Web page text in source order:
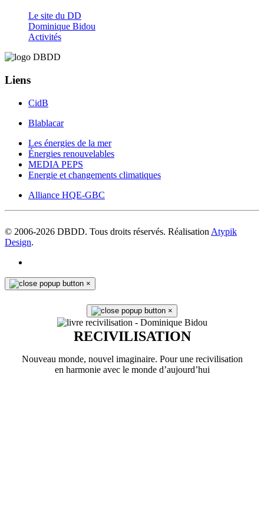
Le site du DD
Dominique Bidou
Activités
Liens
CidB
Blablacar
Les énergies de la mer
Énergies renouvelables
MEDIA PEPS
Energie et changements climatiques
Alliance HQE-GBC
© 2006-2026 DBDD. Tous droits réservés. Réalisation Atypik
Design.
×
×
RECIVILISATION
Nouveau monde, nouvel imaginaire. Pour une recivilisation
en harmonie avec le monde d’aujourd’hui